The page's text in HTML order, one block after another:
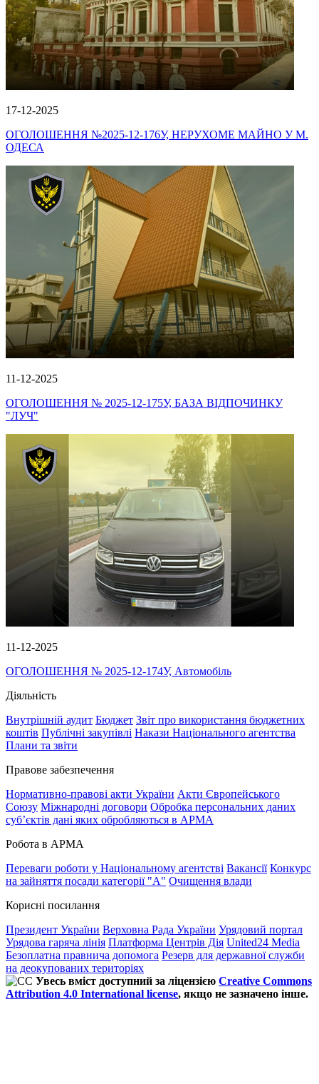
17-12-2025
ОГОЛОШЕННЯ №2025-12-176У, НЕРУХОМЕ МАЙНО У М.
ОДЕСА
11-12-2025
ОГОЛОШЕННЯ № 2025-12-175У, БАЗА ВІДПОЧИНКУ
"ЛУЧ"
11-12-2025
ОГОЛОШЕННЯ № 2025-12-174У, Автомобіль
Діяльність
Внутрішній аудит Бюджет Звіт про використання бюджетних
коштів Публічні закупівлі Накази Національного агентства
Плани та звіти
Правове забезпечення
Нормативно-правові акти України Акти Європейського
Союзу Міжнародні договори Обробка персональних даних
субʼєктів дані яких обробляються в АРМА
Робота в АРМА
Переваги роботи у Національному агентстві Вакансії Конкурс
на зайняття посади категорії "А" Очищення влади
Корисні посилання
Президент України Верховна Рада України Урядовий портал
Урядова гаряча лінія Платформа Центрів Дія United24 Media
Безоплатна правнича допомога Резерв для державної служби
на деокупованих територіях
Увесь вміст доступний за ліцензією Creative Commons
Attribution 4.0 International license, якщо не зазначено інше.